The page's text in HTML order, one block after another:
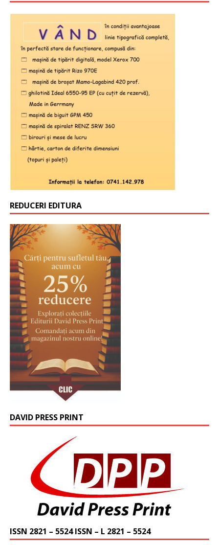
REDUCERI EDITURA
DAVID PRESS PRINT
ISSN 2821 – 5524 ISSN – L 2821 – 5524